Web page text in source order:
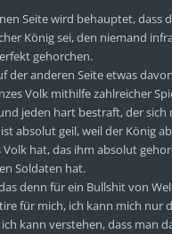
Seite wird behauptet, dass
König sei, den niemand
gehorchen.
der anderen Seite etwas
Volk mithilfe zahlreicher
jeden hart bestraft, der sich
absolut geil, weil der König
Volk hat, das ihm absolut
Soldaten hat.
denn für ein Bullshit von
für mich, ich kann mich nur
kann verstehen, dass man